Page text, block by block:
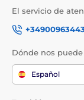
El servicio de
Dónde nos
Español